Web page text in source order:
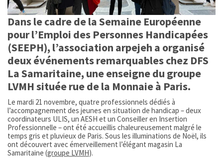
Dans le cadre de la Semaine Européenne
pour l’Emploi des Personnes Handicapées
(SEEPH), l’association arpejeh a organisé
deux événements remarquables chez DFS
La Samaritaine, une enseigne du groupe
LVMH située rue de la Monnaie à Paris.
Le mardi 21 novembre, quatre professionnels dédiés à
l’accompagnement des jeunes en situation de handicap – deux
coordinateurs ULIS, un AESH et un Conseiller en Insertion
Professionnelle – ont été accueillis chaleureusement malgré le
temps gris et pluvieux de Paris. Sous les illuminations de Noël, ils
ont découvert avec émerveillement l’élégant magasin La
Samaritaine (groupe LVMH).